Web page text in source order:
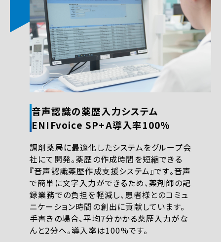
音声認識の薬歴入力システム
ENIFvoice SP+A導入率100%
調剤薬局に最適化したシステムをグループ会
社にて開発。薬歴の作成時間を短縮できる
『音声認識薬歴作成支援システム』です。音声
で簡単に文字入力ができるため、薬剤師の記
録業務での負担を軽減し、患者様とのコミュ
ニケーション時間の創出に貢献しています。
手書きの場合、平均7分かかる薬歴入力がな
んと2分へ。導入率は100%です。